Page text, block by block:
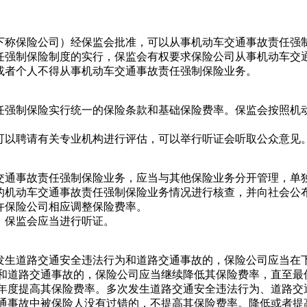
险公司）经保监会批准，可以从事机动车交通事故责任强
保险制度的实行，保监会有权要求保险公司从事机动车交
人不得从事机动车交通事故责任强制保险业务。
险实行统一的保险条款和基础保险费率。保监会按照机
请有关专业机构进行评估，可以举行听证会听取公众意见
故责任强制保险业务，应当与其他保险业务分开管理，单
车交通事故责任强制保险业务情况进行核查，并向社会公
险公司相应调整保险费率。
会应当进行听证。
交通安全违法行为和道路交通事故的，保险公司应当在
道路交通事故的，保险公司应当继续降低其保险费率，直至
度提高其保险费率。多次发生道路交通安全违法行为、道路
事故中被保险人没有过错的，不提高其保险费率。降低或者